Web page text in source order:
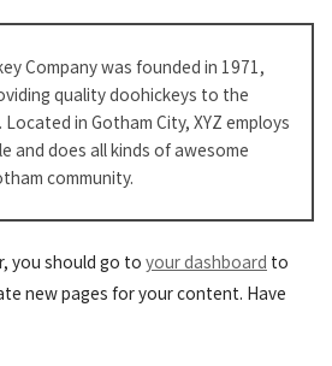
Company was founded in 1971,
quality doohickeys to the
in Gotham City, XYZ employs
and does all kinds of awesome
community.
you should go to your dashboard to
new pages for your content. Have